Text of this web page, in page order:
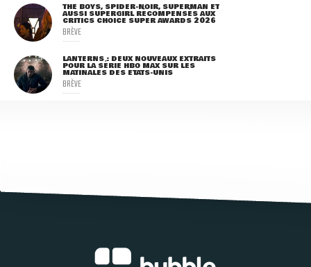
THE BOYS, SPIDER-NOIR, SUPERMAN ET
AUSSI SUPERGIRL RÉCOMPENSÉS AUX
CRITICS CHOICE SUPER AWARDS 2026
BRÈVE
LANTERNS : DEUX NOUVEAUX EXTRAITS
POUR LA SÉRIE HBO MAX SUR LES
MATINALES DES ETATS-UNIS
BRÈVE